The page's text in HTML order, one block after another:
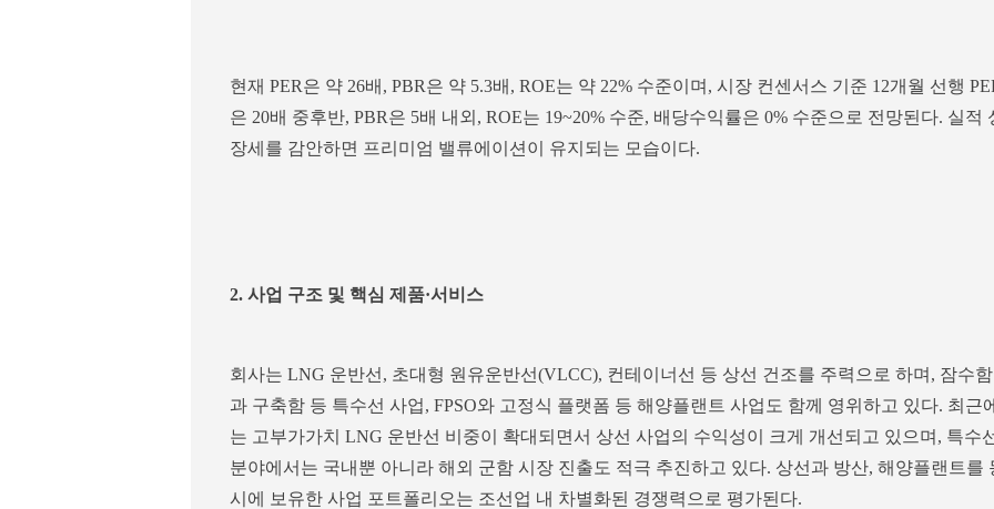
현재 PER은 약 26배, PBR은 약 5.3배, ROE는 약 22% 수준이며, 시장 컨센서스 기준 12개월 선행
은 20배 중후반, PBR은 5배 내외, ROE는 19~20% 수준, 배당수익률은 0% 수준으로 전망된다. 실적
장세를 감안하면 프리미엄 밸류에이션이 유지되는 모습이다.
2. 사업 구조 및 핵심 제품·서비스
회사는 LNG 운반선, 초대형 원유운반선(VLCC), 컨테이너선 등 상선 건조를 주력으로 하며, 잠수함
과 구축함 등 특수선 사업, FPSO와 고정식 플랫폼 등 해양플랜트 사업도 함께 영위하고 있다. 최근에
는 고부가가치 LNG 운반선 비중이 확대되면서 상선 사업의 수익성이 크게 개선되고 있으며, 특수
분야에서는 국내뿐 아니라 해외 군함 시장 진출도 적극 추진하고 있다. 상선과 방산, 해양플랜트를
시에 보유한 사업 포트폴리오는 조선업 내 차별화된 경쟁력으로 평가된다.